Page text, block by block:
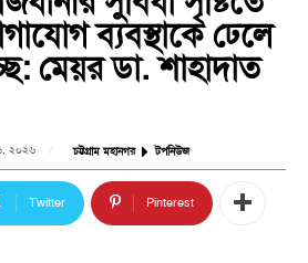
ব্যবস্থাকে ঢেলে
মেয়র ডা. শাহাদাত
২০২৬ চট্টগ্রাম মহানগর টপনিউজ
Twitter Pinterest